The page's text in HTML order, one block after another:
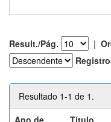
Result./Pág. |
Resultado 1-1 de 1.
Ano de
Título